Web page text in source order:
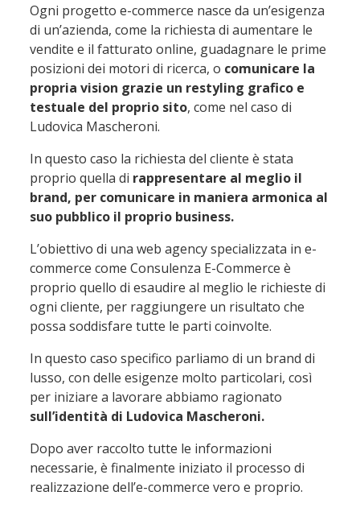
Ogni progetto e-commerce nasce da un’esigenza
di un’azienda, come la richiesta di aumentare le
vendite e il fatturato online, guadagnare le prime
posizioni dei motori di ricerca, o comunicare la
propria vision grazie un restyling grafico e
testuale del proprio sito, come nel caso di
Ludovica Mascheroni.
In questo caso la richiesta del cliente è stata
proprio quella di rappresentare al meglio il
brand, per comunicare in maniera armonica al
suo pubblico il proprio business.
L’obiettivo di una web agency specializzata in e-
commerce come Consulenza E-Commerce è
proprio quello di esaudire al meglio le richieste di
ogni cliente, per raggiungere un risultato che
possa soddisfare tutte le parti coinvolte.
In questo caso specifico parliamo di un brand di
lusso, con delle esigenze molto particolari, così
per iniziare a lavorare abbiamo ragionato
sull’identità di Ludovica Mascheroni.
Dopo aver raccolto tutte le informazioni
necessarie, è finalmente iniziato il processo di
realizzazione dell’e-commerce vero e proprio.